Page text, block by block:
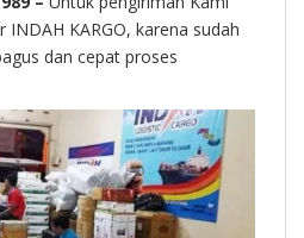
KARGO, karena sudah
dan cepat proses